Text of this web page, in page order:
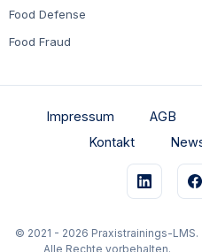
Food Defense
Food Fraud
Impressum AGB
Kontakt
© 2021 - 2026 Praxistrainings-LMS.
Alle Rechte vorbehalten.